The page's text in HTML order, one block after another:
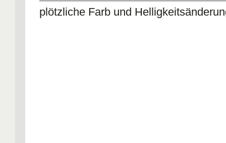
plötzliche Farb und